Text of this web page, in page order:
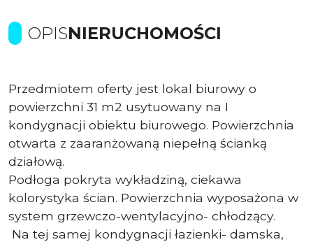
OPISNIERUCHOMOŚCI
Przedmiotem oferty jest lokal biurowy o
powierzchni 31 m2 usytuowany na I
kondygnacji obiektu biurowego. Powierzchnia
otwarta z zaaranżowaną niepełną ścianką
działową.
Podłoga pokryta wykładziną, ciekawa
kolorystyka ścian. Powierzchnia wyposażona w
system grzewczo-wentylacyjno- chłodzący.
Na tej samej kondygnacji łazienki- damska,